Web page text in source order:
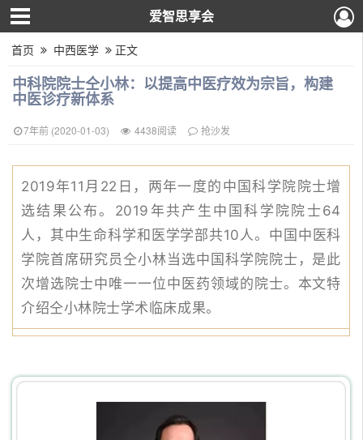
爱智思享会
首页 中西医学 正文
中科院院士仝小林：以提高中医疗效为宗旨，构建
中医诊疗新体系
7年前 (2020-01-03) 4438阅读 抢沙发
2019年11月22日，两年一度的中国科学院院士增
选结果公布。 2019年共产生中国科学院院士64
人，其中生命科学和医学学部共10人。 中国中医科
学院首席研究员仝小林当选中国科学院院士，是此
次增选院士中唯一一位中医药领域的院士。 本文特
介绍仝小林院士学术临床成果。